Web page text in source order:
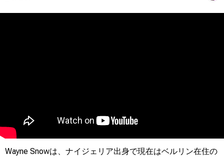
Wayne Snowは、ナイジェリア出身で現在はベルリン在住の